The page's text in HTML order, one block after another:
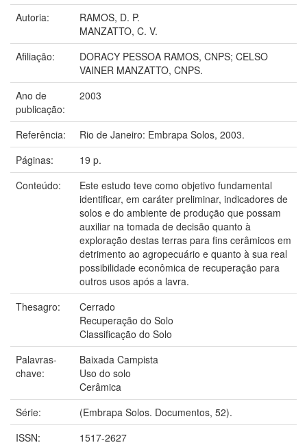
Autoria:
RAMOS, D. P.
MANZATTO, C. V.
Afiliação:
DORACY PESSOA RAMOS, CNPS; CELSO
VAINER MANZATTO, CNPS.
Ano de
publicação:
2003
Referência:
Rio de Janeiro: Embrapa Solos, 2003.
Páginas:
19 p.
Conteúdo:
Este estudo teve como objetivo fundamental
identificar, em caráter preliminar, indicadores de
solos e do ambiente de produção que possam
auxiliar na tomada de decisão quanto à
exploração destas terras para fins cerâmicos em
detrimento ao agropecuário e quanto à sua real
possibilidade econômica de recuperação para
outros usos após a lavra.
Thesagro:
Cerrado
Recuperação do Solo
Classificação do Solo
Palavras-
chave:
Baixada Campista
Uso do solo
Cerâmica
Série:
(Embrapa Solos. Documentos, 52).
ISSN:
1517-2627